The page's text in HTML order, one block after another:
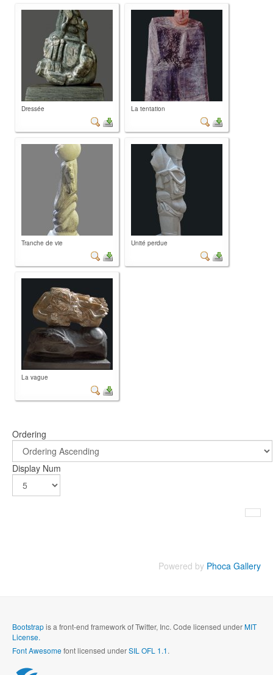
Dressée La tentation
Tranche de vie Unité perdue
La vague
Ordering
Display Num
Powered by Phoca Gallery
Bootstrapis a front-end framework of Twitter, Inc. Code licensed underMIT
License.
Font Awesomefont licensed underSIL OFL 1.1.